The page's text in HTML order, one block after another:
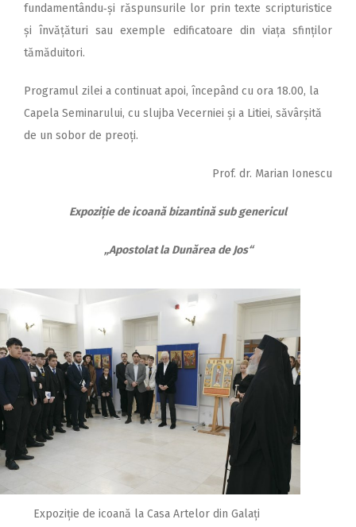
fundamentându‑și răspunsurile lor prin texte scripturistice
și învățături sau exemple edificatoare din viața sfinților
tămăduitori.
Programul zilei a continuat apoi, începând cu ora 18.00, la
Capela Seminarului, cu slujba Vecerniei și a Litiei, săvârșită
de un sobor de preoți.
Prof. dr. Marian Ionescu
Expoziție de icoană bizantină sub genericul
„Apostolat la Dunărea de Jos“
Expoziție de icoană la Casa Artelor din Galați